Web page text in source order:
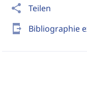
share Teilen
send_to_mobile Bibliographie